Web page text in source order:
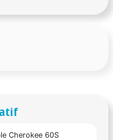
Cherokee 60S